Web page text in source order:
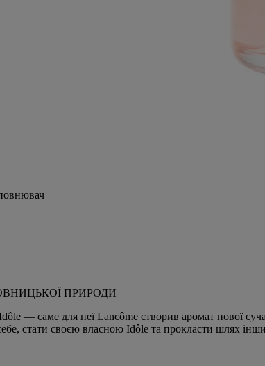
ПРИРОДИ
— саме для неї Lancôme створив аромат нової
стати своєю власною Idôle та прокласти шлях